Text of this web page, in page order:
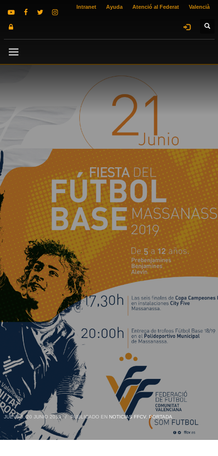
Intranet Ayuda Atenció al Federat Valencià
JUEVES, 20 JUNIO 2019 / PUBLICADO EN NOTICIAS FFCV, PORTADA